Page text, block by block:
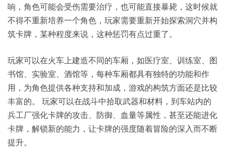
响，角色可能会受伤需要治疗，也可能直接暴毙，这时候就
不得不重新培养一个角色，玩家需要重新开始探索洞穴并构
筑卡牌，某种程度来说，这种惩罚有点过重了。
玩家可以在火车上建造不同的车厢，如医疗室、训练室、图
书馆、实验室、酒馆等，每种车厢都具有独特的功能和作
用，为角色提供各种支持和加成，游戏的构筑方面还是比较
丰富的。 玩家可以在战斗中拾取武器和材料，到车站内的
兵工厂强化卡牌的攻击、防御、血量等属性，甚至还能进化
卡牌，解锁新的能力，让卡牌的强度随着冒险的深入而不断
提升。